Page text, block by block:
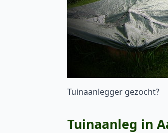
Tuinaanlegger gezocht?
Tuinaanleg in